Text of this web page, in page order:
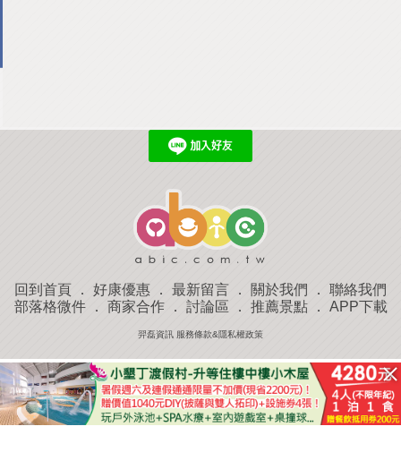
回到首頁 ． 好康優惠 ． 最新留言 ． 關於我們 ． 聯絡我們
部落格微件． 商家合作． 討論區 ． 推薦景點． APP下載
羿磊資訊 服務條款&隱私權政策